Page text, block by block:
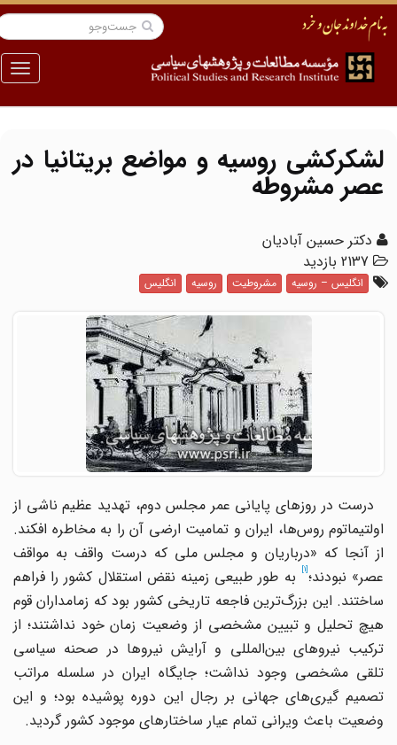
منو
لشکرکشی روسیه و مواضع بریتانیا در
عصر مشروطه
دکتر حسین آبادیان
2137 بازدید
انگلیس – روسیه مشروطیت روسیه انگلیس
درست در روزهای پایانی عمر مجلس دوم، تهدید عظیم ناشی از
اولتیماتوم روس‌ها، ایران و تمامیت ارضی آن را به مخاطره افکند.
از آنجا که «درباریان و مجلس ملی که درست واقف به مواقف
عصر» نبودند؛[1] به طور طبیعی زمینه نقض استقلال کشور را فراهم
ساختند. این بزرگ‌ترین فاجعه تاریخی کشور بود که زمامداران قوم
هیچ تحلیل و تبیین مشخصی از وضعیت زمان خود نداشتند؛ از
ترکیب نیروهای بین‌المللی و آرایش نیروها در صحنه سیاسی
تلقی مشخصی وجود نداشت؛ جایگاه ایران در سلسله مراتب
تصمیم گیری‌های جهانی بر رجال این دوره پوشیده بود؛ و این
وضعیت باعث ویرانی تمام عیار ساختارهای موجود کشور گردید.